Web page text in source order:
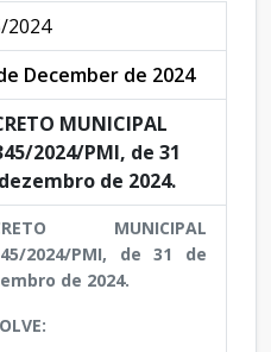
2024
December de 2024
MUNICIPAL
2024/PMI, de 31
de 2024.
MUNICIPAL
2024/PMI, de 31 de
de 2024.